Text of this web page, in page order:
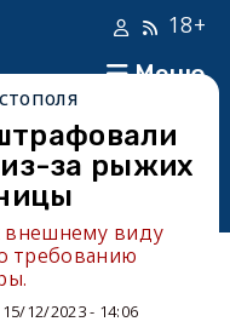
Меню
18+
за рыжих
внешнему виду
требованию
15/12/2023 - 14:06